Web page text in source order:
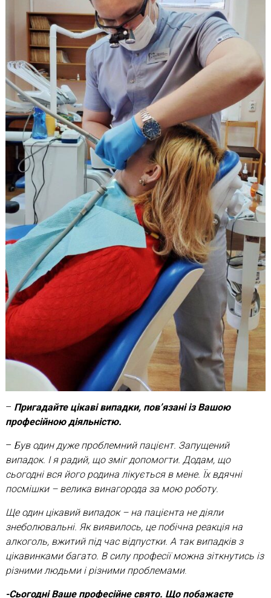
– Пригадайте цікаві випадки, пов’язані із Вашою
професійною діяльністю.
– Був один дуже проблемний пацієнт. Запущений
випадок. І я радий, що зміг допомогти. Додам, що
сьогодні вся його родина лікується в мене. Їх вдячні
посмішки – велика винагорода за мою роботу.
Ще один цікавий випадок – на пацієнта не діяли
знеболювальні. Як виявилось, це побічна реакція на
алкоголь, вжитий під час відпустки. А так випадків з
цікавинками багато. В силу професії можна зіткнутись із
різними людьми і різними проблемами.
-Сьогодні Ваше професійне свято. Що побажаєте